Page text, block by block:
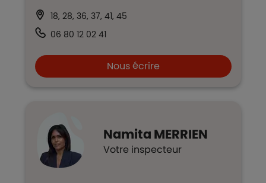
18, 28, 36, 37, 41, 45
06 80 12 02 41
Nous écrire
Namita MERRIEN
Votre inspecteur